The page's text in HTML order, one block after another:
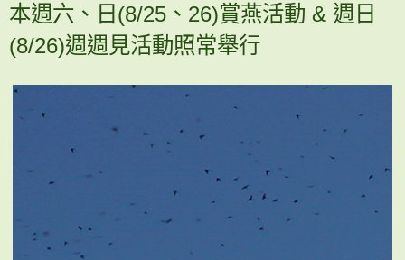
本週六、日(8/25、26)賞燕活動 & 週日
(8/26)週週見活動照常舉行